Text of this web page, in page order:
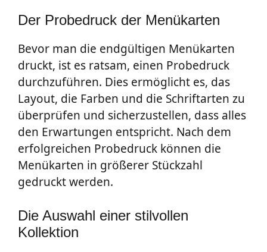
Der Probedruck der Menükarten
Bevor man die endgültigen Menükarten
druckt, ist es ratsam, einen Probedruck
durchzuführen. Dies ermöglicht es, das
Layout, die Farben und die Schriftarten zu
überprüfen und sicherzustellen, dass alles
den Erwartungen entspricht. Nach dem
erfolgreichen Probedruck können die
Menükarten in größerer Stückzahl
gedruckt werden.
Die Auswahl einer stilvollen
Kollektion